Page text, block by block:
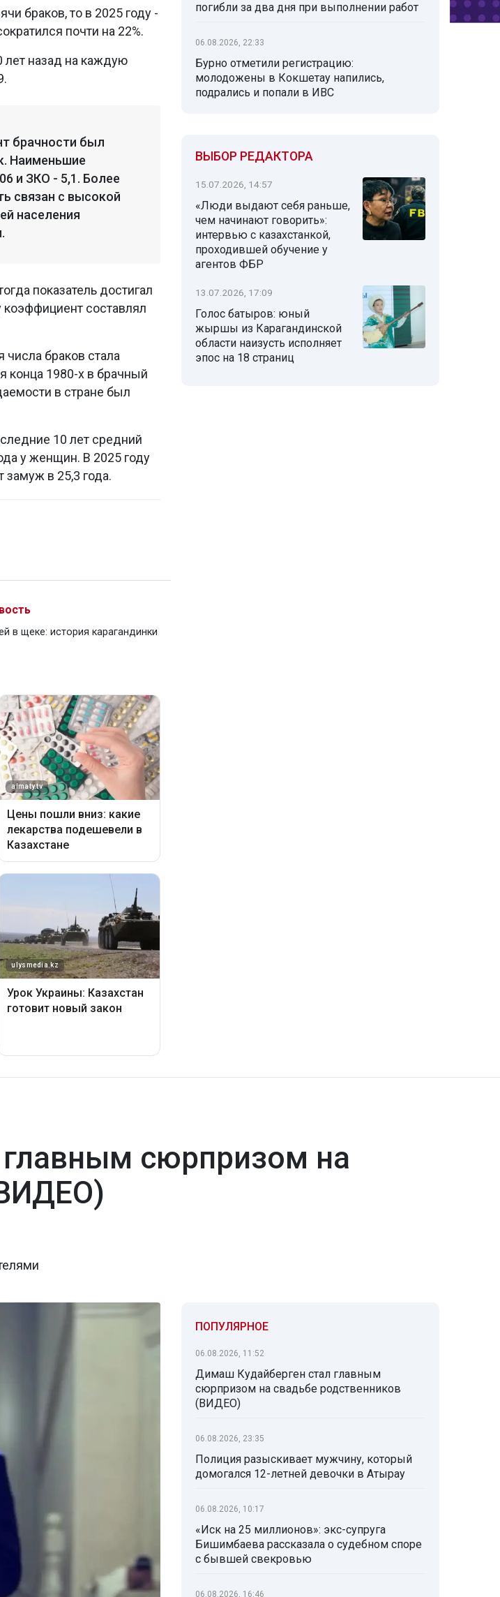
браков, то в 2025 году -
почти на 22%.
лет назад на каждую
брачности был
Наименьшие
и ЗКО - 5,1. Более
связан с высокой
населения
показатель достигал
коэффициент составлял
браков стала
конца 1980-х в брачный
в стране был
10 лет средний
у женщин. В 2025 году
в 25,3 года.
в щеке: история карагандинки
погибли за два дня при выполнении работ
06.08.2026, 22:33
Бурно отметили регистрацию:
молодожены в Кокшетау напились,
подрались и попали в ИВС
ВЫБОР РЕДАКТОРА
15.07.2026, 14:57
«Люди выдают себя раньше,
чем начинают говорить»:
интервью с казахстанкой,
проходившей обучение у
агентов ФБР
13.07.2026, 17:09
Голос батыров: юный
жыршы из Карагандинской
области наизусть исполняет
эпос на 18 страниц
сюрпризом на
ПОПУЛЯРНОЕ
06.08.2026, 11:52
Димаш Кудайберген стал главным
сюрпризом на свадьбе родственников
(ВИДЕО)
06.08.2026, 23:35
Полиция разыскивает мужчину, который
домогался 12-летней девочки в Атырау
06.08.2026, 10:17
«Иск на 25 миллионов»: экс-супруга
Бишимбаева рассказала о судебном споре
с бывшей свекровью
06.08.2026, 16:46